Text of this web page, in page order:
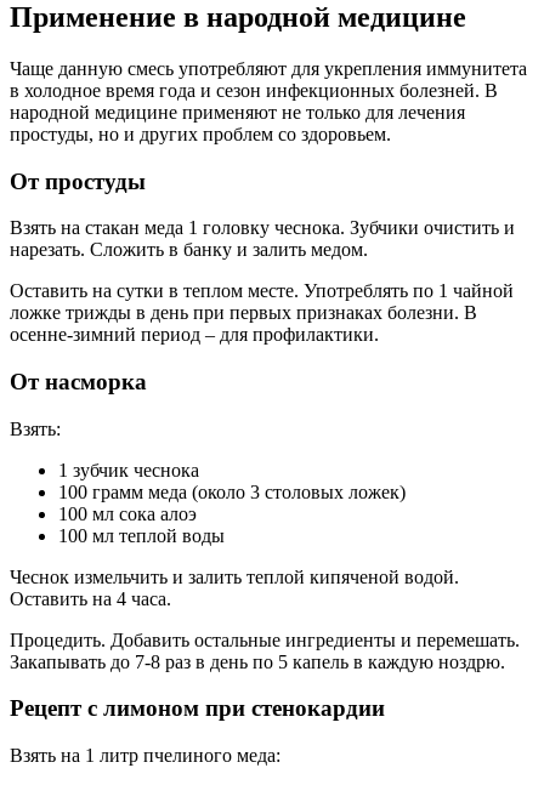
Применение в народной медицине
Чаще данную смесь употребляют для укрепления иммунитета
в холодное время года и сезон инфекционных болезней. В
народной медицине применяют не только для лечения
простуды, но и других проблем со здоровьем.
От простуды
Взять на стакан меда 1 головку чеснока. Зубчики очистить и
нарезать. Сложить в банку и залить медом.
Оставить на сутки в теплом месте. Употреблять по 1 чайной
ложке трижды в день при первых признаках болезни. В
осенне-зимний период – для профилактики.
От насморка
Взять:
1 зубчик чеснока
100 грамм меда (около 3 столовых ложек)
100 мл сока алоэ
100 мл теплой воды
Чеснок измельчить и залить теплой кипяченой водой.
Оставить на 4 часа.
Процедить. Добавить остальные ингредиенты и перемешать.
Закапывать до 7-8 раз в день по 5 капель в каждую ноздрю.
Рецепт с лимоном при стенокардии
Взять на 1 литр пчелиного меда: